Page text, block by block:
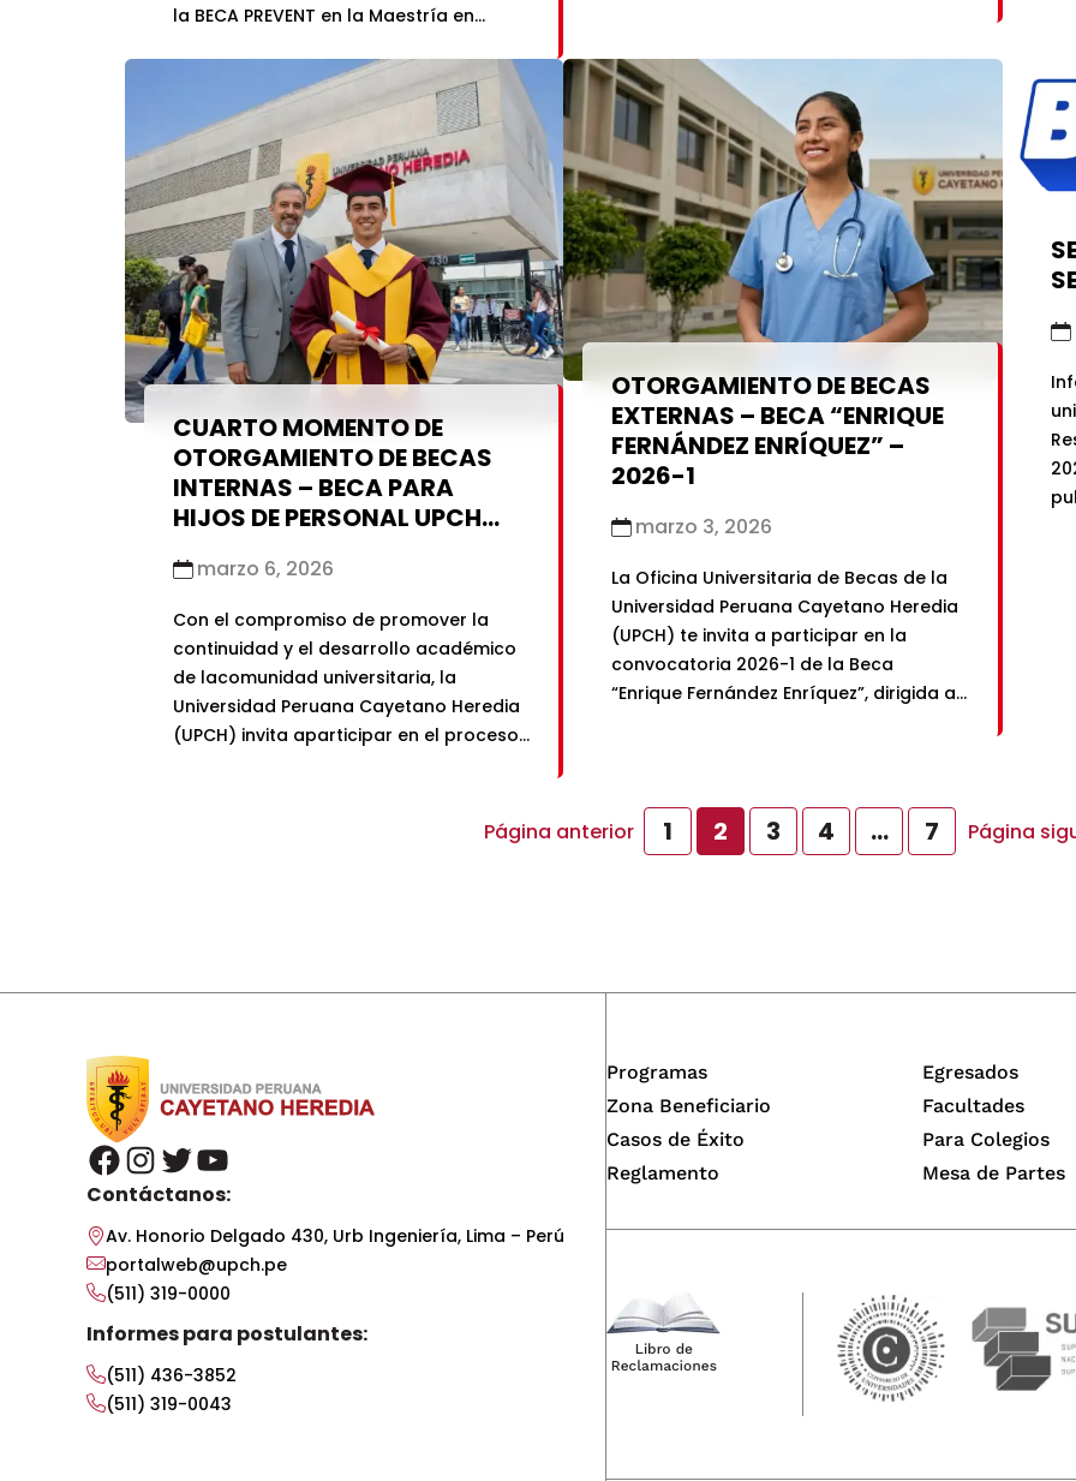
la BECA PREVENT en la Maestría en
Tropicales, quienes deben de realizar la
aceptación de LA BECA en los próximos
días. A continuación, se detalla los
resultados de […]
encuentra en la lista de aptos, recibirás
una notificación a tucorreo institucional
con la fecha y hora programada […]
CUARTO MOMENTO DE
OTORGAMIENTO DE BECAS
INTERNAS – BECA PARA
HIJOS DE PERSONAL UPCH
marzo 6, 2026
Con el compromiso de promover la
continuidad y el desarrollo académico
de lacomunidad universitaria, la
Universidad Peruana Cayetano Heredia
(UPCH) invita aparticipar en el proceso
académico 2026-1.La Beca Para Hijos de
OTORGAMIENTO DE BECAS
EXTERNAS – BECA “ENRIQUE
FERNÁNDEZ ENRÍQUEZ” –
2026-1
marzo 3, 2026
La Oficina Universitaria de Becas de la
Universidad Peruana Cayetano Heredia
(UPCH) te invita a participar en la
convocatoria 2026-1 de la Beca
“Enrique Fernández Enríquez”, dirigida a
carrera profesional de Medicina para
iniciar estudios en […]
Página anterior 1 2 3 4 … 7 Página
facebook instagram twitter youtube
Contáctanos:
Av. Honorio Delgado 430, Urb Ingeniería, Lima – Perú
portalweb@upch.pe
(511) 319-0000
Informes para postulantes:
(511) 436-3852
(511) 319-0043
Programas
Zona Beneficiario
Casos de Éxito
Reglamento
Egresados
Facultades
Para Colegios
Mesa de Partes